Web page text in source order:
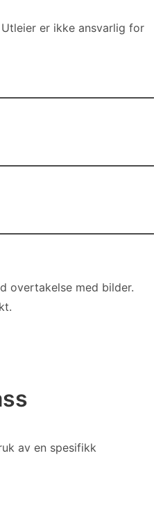
er ikke ansvarlig for
overtakelse med bilder.
av en spesifikk